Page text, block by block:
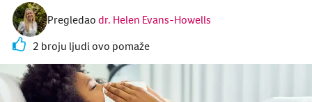
Pregledao dr. Helen Evans-Howells
2 broju ljudi ovo pomaže